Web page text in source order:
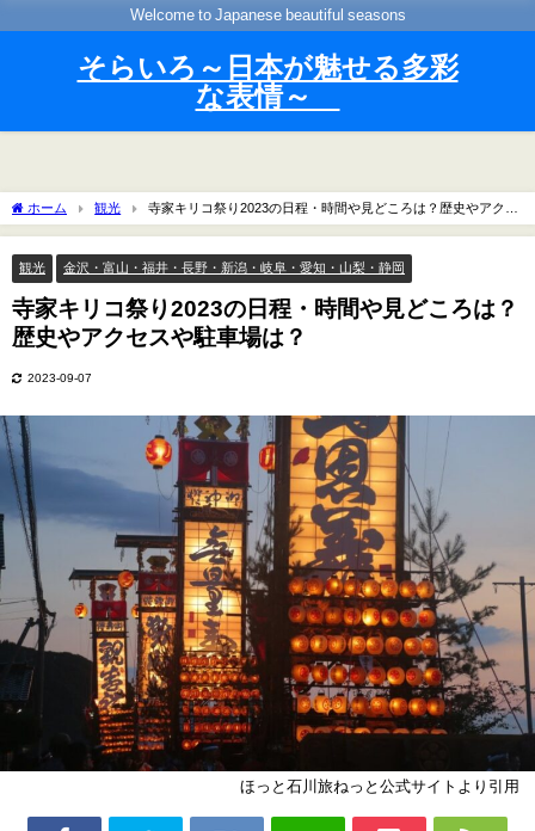
Welcome to Japanese beautiful seasons
そらいろ～日本が魅せる多彩
な表情～
ホーム 観光
寺家キリコ祭り2023の日程・時間や見どころは？歴史やアクセ
スや駐車場は？
観光 金沢・富山・福井・長野・新潟・岐阜・愛知・山梨・静岡
寺家キリコ祭り2023の日程・時間や見どころは？
歴史やアクセスや駐車場は？
2023-09-07
ほっと石川旅ねっと公式サイトより引用